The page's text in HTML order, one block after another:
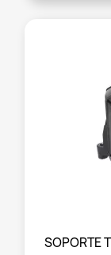
SOPORTE